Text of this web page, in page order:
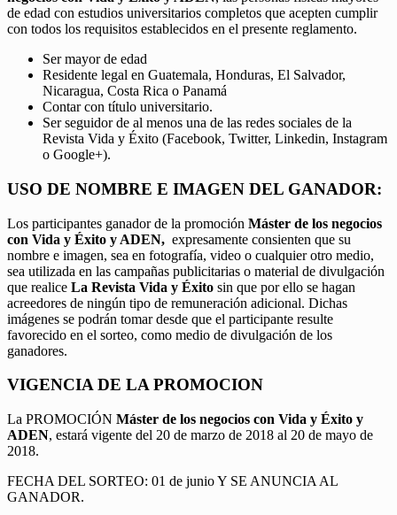
de edad con estudios universitarios completos que acepten cumplir
con todos los requisitos establecidos en el presente reglamento.
Ser mayor de edad
Residente legal en Guatemala, Honduras, El Salvador,
Nicaragua, Costa Rica o Panamá
Contar con título universitario.
Ser seguidor de al menos una de las redes sociales de la
Revista Vida y Éxito (Facebook, Twitter, Linkedin, Instagram
o Google+).
USO DE NOMBRE E IMAGEN DEL GANADOR:
Los participantes ganador de la promoción Máster de los negocios
con Vida y Éxito y ADEN, expresamente consienten que su
nombre e imagen, sea en fotografía, video o cualquier otro medio,
sea utilizada en las campañas publicitarias o material de divulgación
que realice La Revista Vida y Éxito sin que por ello se hagan
acreedores de ningún tipo de remuneración adicional. Dichas
imágenes se podrán tomar desde que el participante resulte
favorecido en el sorteo, como medio de divulgación de los
ganadores.
VIGENCIA DE LA PROMOCION
La PROMOCIÓN Máster de los negocios con Vida y Éxito y
ADEN, estará vigente del 20 de marzo de 2018 al 20 de mayo de
2018.
FECHA DEL SORTEO: 01 de junio Y SE ANUNCIA AL
GANADOR.